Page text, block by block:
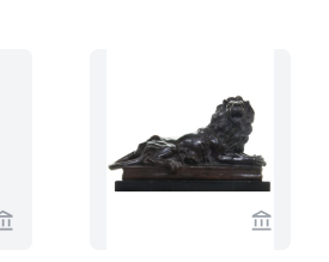
Verkaeuferseite von Limburg